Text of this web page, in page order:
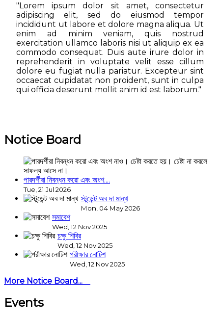
"Lorem ipsum dolor sit amet, consectetur
adipiscing elit, sed do eiusmod tempor
incididunt ut labore et dolore magna aliqua. Ut
enim ad minim veniam, quis nostrud
exercitation ullamco laboris nisi ut aliquip ex ea
commodo consequat. Duis aute irure dolor in
reprehenderit in voluptate velit esse cillum
dolore eu fugiat nulla pariatur. Excepteur sint
occaecat cupidatat non proident, sunt in culpa
qui officia deserunt mollit anim id est laborum."
Notice Board
পারদর্শীরা নিবন্ধন করো এবং অংশ....
Tue, 21 Jul 2026
স্টুডেন্ট অব দা মান্থ
Mon, 04 May 2026
সমাবেশ
Wed, 12 Nov 2025
চক্ষু শিবির
Wed, 12 Nov 2025
পরীক্ষার নোটিশ
Wed, 12 Nov 2025
More Notice Board...
Events